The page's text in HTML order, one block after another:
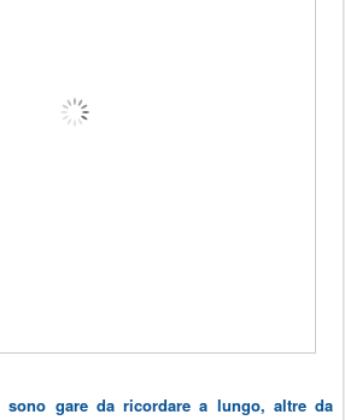
sono gare da ricordare a lungo, altre da